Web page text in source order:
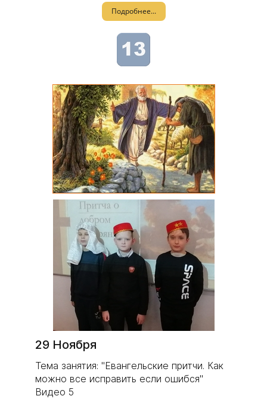
Подробнее...
29 Ноября
Тема занятия: "Евангельские притчи. Как
можно все исправить если ошибся"
Видео 5